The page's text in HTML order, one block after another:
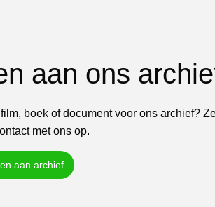
aan ons
boek of document voor ons archief?
met ons op.
aan archief